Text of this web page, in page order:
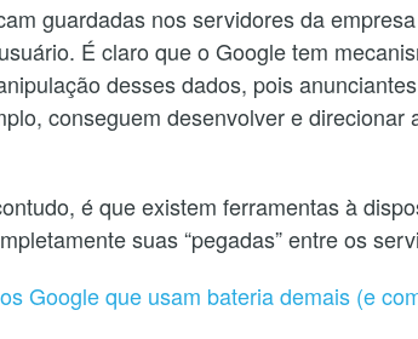
guardadas nos servidores da
É claro que o Google tem
desses dados, pois
conseguem desenvolver e direcionar
é que existem ferramentas à
suas “pegadas” entre os
Google que usam bateria demais (e